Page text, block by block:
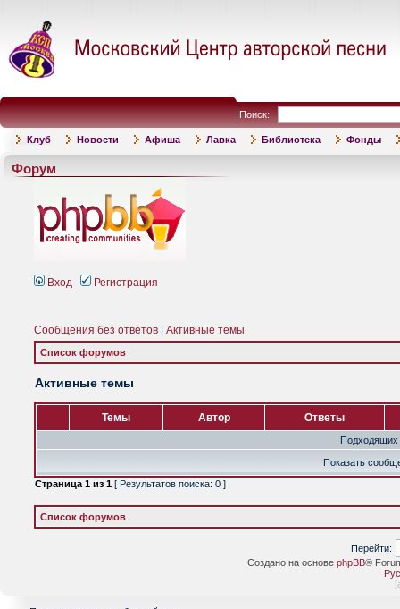
Поиск:
Клуб Новости Афиша Лавка Библиотека Фонды
Форум
Вход Регистрация
Сообщения без ответов Активные темы
Список форумов
Активные темы
Темы Автор Ответы
Подходящих
Показать
Страница 1 из 1 [ Результатов поиска: 0 ]
Список форумов
Перейти:
Создано на основе phpBB®
[